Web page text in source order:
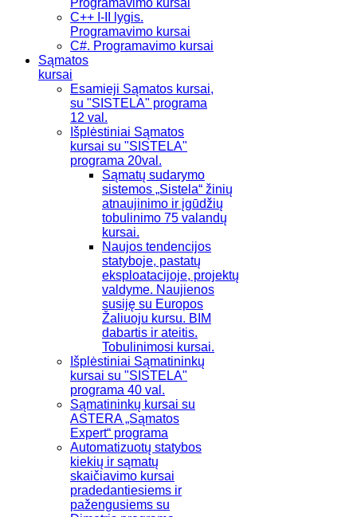
Programavimo kursai
C++ I-II lygis.
Programavimo kursai
C#. Programavimo kursai
Sąmatos
kursai
Esamieji Sąmatos kursai,
su "SISTELA" programa
12 val.
Išplėstiniai Sąmatos
kursai su "SISTELA"
programa 20val.
Sąmatų sudarymo
sistemos „Sistela“ žinių
atnaujinimo ir įgūdžių
tobulinimo 75 valandų
kursai.
Naujos tendencijos
statyboje, pastatų
eksploatacijoje, projektų
valdyme. Naujienos
susiję su Europos
Žaliuoju kursu. BIM
dabartis ir ateitis.
Tobulinimosi kursai.
Išplėstiniai Sąmatininkų
kursai su "SISTELA"
programa 40 val.
Sąmatininkų kursai su
ASTERA „Sąmatos
Expert“ programa
Automatizuotų statybos
kiekių ir sąmatų
skaičiavimo kursai
pradedantiesiems ir
pažengusiems su